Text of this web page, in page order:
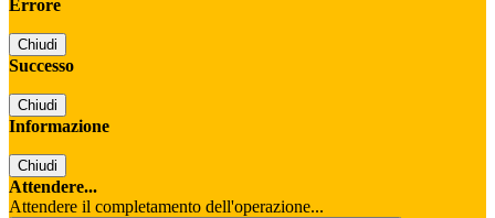
Errore
Chiudi
Successo
Chiudi
Informazione
Chiudi
Attendere...
Attendere il completamento dell'operazione...